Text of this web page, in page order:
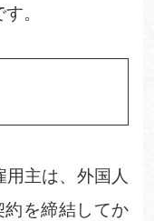
。
主は、外国人
を締結してか